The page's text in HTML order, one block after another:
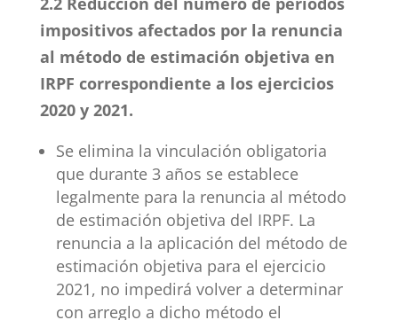
impositivos afectados por la renuncia
al método de estimación objetiva en
IRPF correspondiente a los ejercicios
2020 y 2021.
Se elimina la vinculación obligatoria
que durante 3 años se establece
legalmente para la renuncia al método
de estimación objetiva del IRPF. La
renuncia a la aplicación del método de
estimación objetiva para el ejercicio
2021, no impedirá volver a determinar
con arreglo a dicho método el